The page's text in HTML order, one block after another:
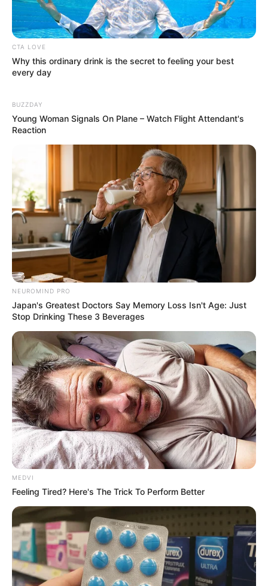
CTA LOVE
Why this ordinary drink is the secret to feeling your best
every day
BUZZDAY
Young Woman Signals On Plane – Watch Flight Attendant's
Reaction
NEUROMIND PRO
Japan's Greatest Doctors Say Memory Loss Isn't Age: Just
Stop Drinking These 3 Beverages
MEDVI
Feeling Tired? Here's The Trick To Perform Better